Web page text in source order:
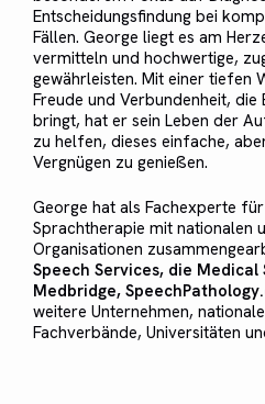
Entscheidungsfindung bei
Fällen. George liegt es am
vermitteln und hochwertige,
gewährleisten. Mit einer tiefen
Freude und Verbundenheit, die
bringt, hat er sein Leben der
zu helfen, dieses einfache,
Vergnügen zu genießen.
George hat als Fachexperte
Sprachtherapie mit nationalen
Organisationen
Speech Services, die Medical
Medbridge,
weitere Unternehmen,
Fachverbände, Universitäten